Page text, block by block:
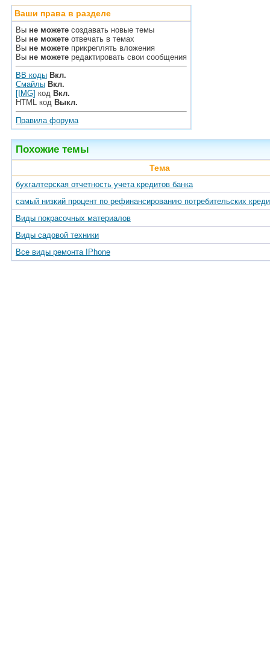
Ваши права в разделе
Вы не можете создавать новые темы
Вы не можете отвечать в темах
Вы не можете прикреплять вложения
Вы не можете редактировать свои сообщения
BB коды Вкл.
Смайлы Вкл.
[IMG] код Вкл.
HTML код Выкл.
Правила форума
Похожие темы
Тема
бухгалтерская отчетность учета кредитов банка
самый низкий процент по рефинансированию потребительских
Виды покрасочных материалов
Виды садовой техники
Все виды ремонта IPhone